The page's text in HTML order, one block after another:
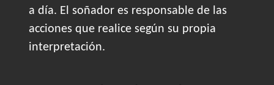
a día. El soñador es responsable de las
acciones que realice según su propia
interpretación.